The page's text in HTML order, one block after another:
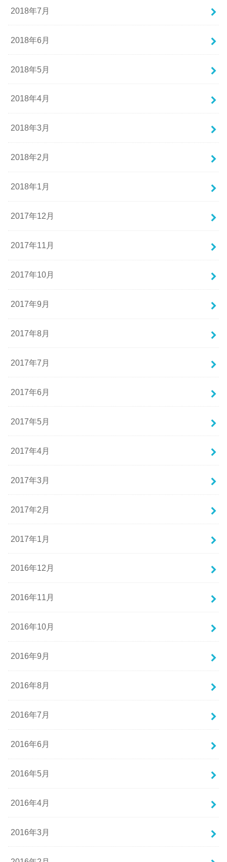
2018年7月
2018年6月
2018年5月
2018年4月
2018年3月
2018年2月
2018年1月
2017年12月
2017年11月
2017年10月
2017年9月
2017年8月
2017年7月
2017年6月
2017年5月
2017年4月
2017年3月
2017年2月
2017年1月
2016年12月
2016年11月
2016年10月
2016年9月
2016年8月
2016年7月
2016年6月
2016年5月
2016年4月
2016年3月